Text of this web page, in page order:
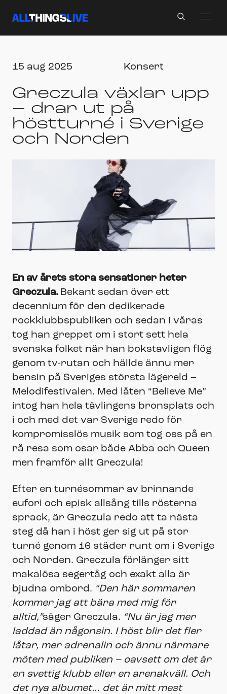
15 aug 2025 Konsert
Greczula växlar upp
– drar ut på
höstturné i Sverige
och Norden
En av årets stora sensationer heter
Greczula. Bekant sedan över ett
decennium för den dedikerade
rockklubbspubliken och sedan i våras
tog han greppet om i stort sett hela
svenska folket när han bokstavligen flög
genom tv-rutan och hällde ännu mer
bensin på Sveriges största lägereld –
Melodifestivalen. Med låten “Believe Me”
intog han hela tävlingens bronsplats och
i och med det var Sverige redo för
kompromisslös musik som tog oss på en
rå resa som osar både Abba och Queen
men framför allt Greczula!
Efter en turnésommar av brinnande
eufori och episk allsång tills rösterna
sprack, är Greczula redo att ta nästa
steg då han i höst ger sig ut på stor
turné genom 16 städer runt om i Sverige
och Norden. Greczula förlänger sitt
makalösa segertåg och exakt alla är
bjudna ombord. “Den här sommaren
kommer jag att bära med mig för
alltid,”säger Greczula. “Nu är jag mer
laddad än någonsin. I höst blir det fler
låtar, mer adrenalin och ännu närmare
möten med publiken – oavsett om det är
en svettig klubb eller en arenakväll. Och
det nya albumet… det är mitt mest